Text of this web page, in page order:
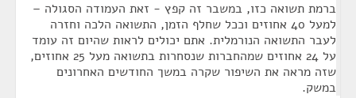
ברמת תשואה כזו, במשבר זה קפץ - זאת העמודה הסגולה –
למעל 40 אחוזים וככל שחלף הזמן, התשואה הלכה וחזרה
לעבר התשואה הנורמלית. אתם יכולים לראות שהיום זה עומד
על 24 אחוזים שמהחברות שנסחרות בתשואה מעל 25 אחוזים,
שזה מראה את השיפור שקרה במשך החודשים האחרונים
במשק.